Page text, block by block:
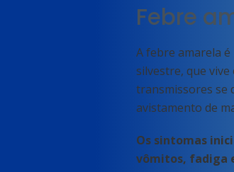
Febre
A febre amarela
silvestre, que
transmissores se
avistamento de
Os sintomas
vômitos, fadiga